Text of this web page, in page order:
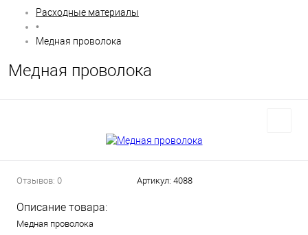
Расходные материалы
•
Медная проволока
Медная проволока
Отзывов: 0 Артикул: 4088
Описание товара:
Медная проволока